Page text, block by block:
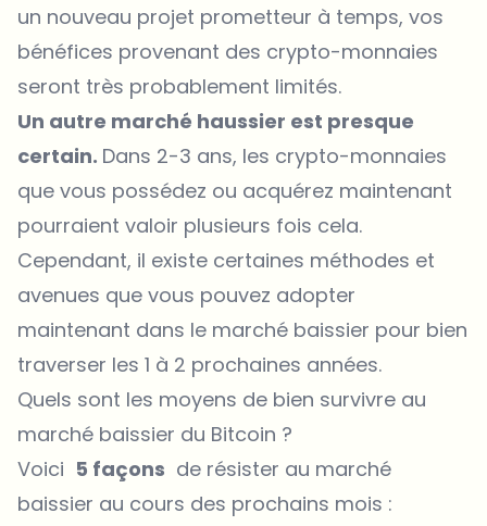
un nouveau projet prometteur à temps, vos
bénéfices provenant des crypto-monnaies
seront très probablement limités.
Un autre marché haussier est presque
certain. Dans 2-3 ans, les crypto-monnaies
que vous possédez ou acquérez maintenant
pourraient valoir plusieurs fois cela.
Cependant, il existe certaines méthodes et
avenues que vous pouvez adopter
maintenant dans le marché baissier pour bien
traverser les 1 à 2 prochaines années.
Quels sont les moyens de bien survivre au
marché baissier du Bitcoin ?
Voici 5 façons de résister au marché
baissier au cours des prochains mois :